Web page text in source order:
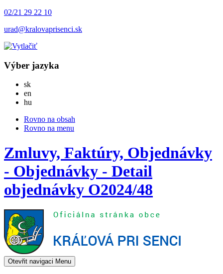
02/21 29 22 10
urad@kralovaprisenci.sk
Výber jazyka
skSlovensky
en
hu
Rovno na obsah
Rovno na menu
Zmluvy, Faktúry, Objednávky
- Objednávky - Detail
objednávky O2024/48
Otevřit navigaci Menu